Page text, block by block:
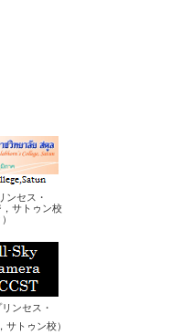
ンセス・
サトゥン校
ンセス・
トゥン校）